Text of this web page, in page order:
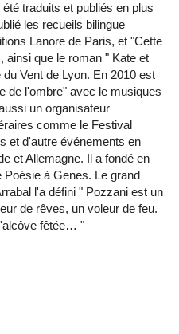
traduits et publiés en plus
les recueils bilingue
Lanore de Paris, et "Cette
ainsi que le roman " Kate et
Vent de Lyon. En 2010 est
de l'ombre" avec le musiques
un organisateur
comme le Festival
et d'autre événements en
et Allemagne. Il a fondé en
Poésie à Genes. Le grand
l'a défini " Pozzani est un
de rêves, un voleur de feu.
fêtée… "